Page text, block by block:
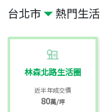
台北市 熱門生
林森北路生活圈
近半年成交價
80萬/坪